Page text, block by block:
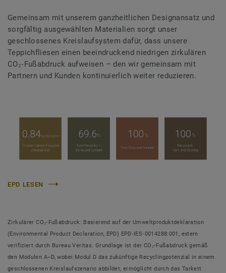
Gemeinsam mit unserem ganzheitlichen Designansatz und
sorgfältig ausgewählten Materialien sorgt unser
geschlossenes Kreislaufsystem dafür, dass unsere
Teppichfliesen einen beeindruckend niedrigen zirkulären
CO₂‑Fußabdruck aufweisen – den wir gemeinsam mit
Partnern und Kunden kontinuierlich weiter reduzieren.
EPD LESEN
Zirkulärer CO₂‑Fußabdruck: Basierend auf der Umweltproduktdeklaration
(Environmental Product Declaration, EPD) EPD‑IES‑0014288:001, extern
verifiziert durch Bureau Veritas. Grundlage ist der CO₂‑Fußabdruck gemäß
den Modulen A–D, wobei Modul D das zukünftige Recyclingpotenzial in einem
geschlossenen Kreislaufszenario abbildet, ermöglicht durch das Tarkett